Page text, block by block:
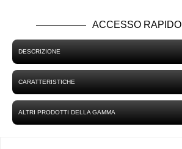
ACCESSO RAPIDO
DESCRIZIONE
CARATTERISTICHE
ALTRI PRODOTTI DELLA GAMMA